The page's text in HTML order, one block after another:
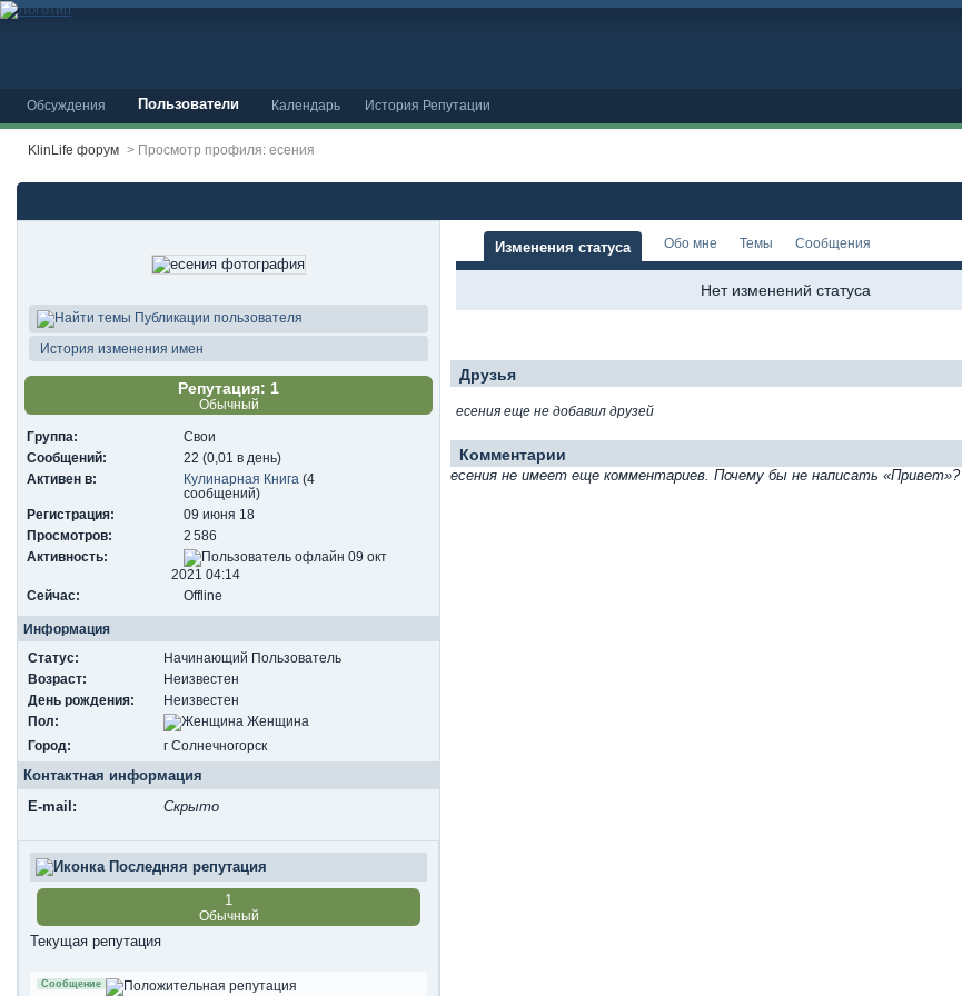
Обсуждения Пользователи Календарь История Репутации
KlinLife форум > Просмотр профиля: есения
Публикации пользователя
История изменения имен
Репутация: 1
Обычный
Группа:
Свои
Сообщений:
22 (0,01 в день)
Активен в:
Кулинарная Книга (4
сообщений)
Регистрация:
09 июня 18
Просмотров:
2 586
Активность:
09 окт
2021 04:14
Сейчас:
Offline
Информация
Статус:
Начинающий Пользователь
Возраст:
Неизвестен
День рождения:
Неизвестен
Пол:
Женщина
Город:
г Солнечногорск
Контактная информация
E-mail:
Скрыто
Последняя репутация
1
Обычный
Текущая репутация
Сообщение
Изменения статуса Обо мне Темы Сообщения
Нет изменений статуса
Друзья
есения еще не добавил друзей
Комментарии
есения не имеет еще комментариев. Почему бы не написать «Привет»?